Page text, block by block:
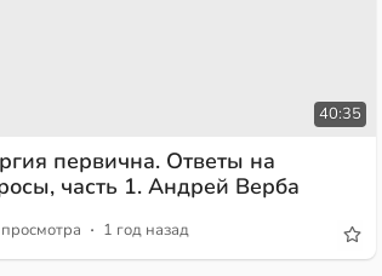
40:35
первична. Ответы на
часть 1. Андрей Верба
· 1 год назад